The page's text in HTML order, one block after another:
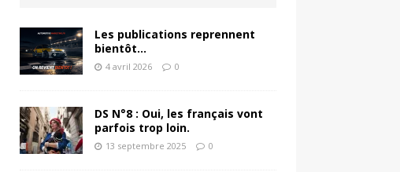
Les publications reprennent
bientôt…
4 avril 2026 0
DS N°8 : Oui, les français vont
parfois trop loin.
13 septembre 2025 0